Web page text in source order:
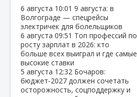
6 августа 10:01 9 августа: в
Волгограде — спецрейсы
электричек для болельщиков
6 августа 09:51 Топ профессий по
росту зарплат в 2026: кто
больше всех выиграл и где самые
высокие ставки
5 августа 12:32 Бочаров:
бюджет‑2027 должен сочетать
осторожность, соцподдержку и